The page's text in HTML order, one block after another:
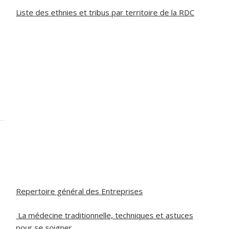
Liste des ethnies et tribus par territoire de la RDC
Repertoire général des Entreprises
La médecine traditionnelle, techniques et astuces